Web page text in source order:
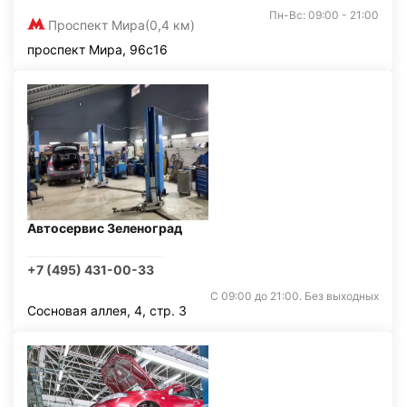
Проспект Мира(0,4 км)
Пн-Вс: 09:00 - 21:00
проспект Мира, 96с16
Автосервис Зеленоград
+7 (495) 431-00-33
С 09:00 до 21:00. Без выходных
Сосновая аллея, 4, стр. 3